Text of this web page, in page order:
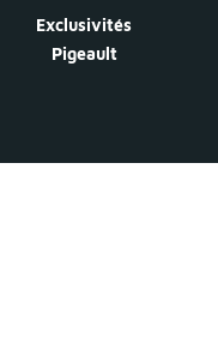
Exclusivités
Pigeault